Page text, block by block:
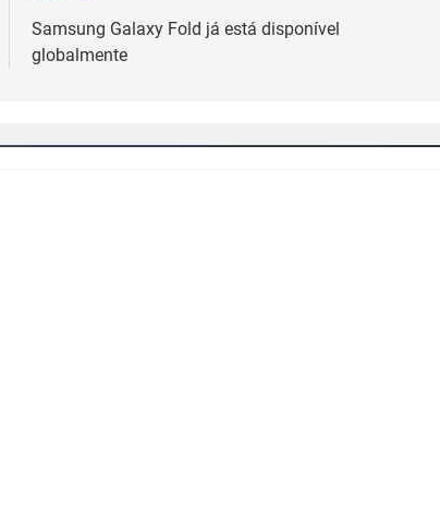
Samsung Galaxy Fold já está disponível
globalmente